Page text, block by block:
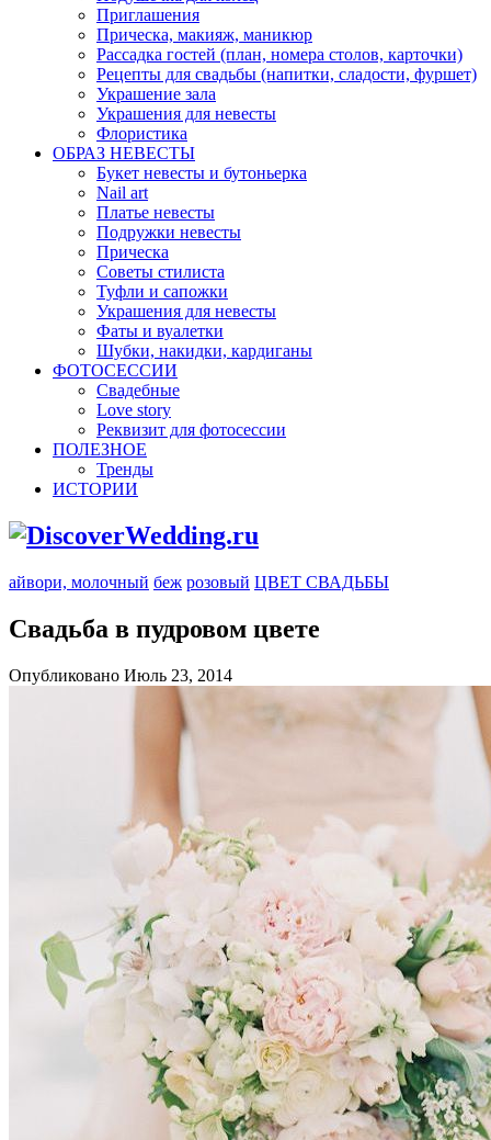
Приглашения
Прическа, макияж, маникюр
Рассадка гостей (план, номера столов, карточки)
Рецепты для свадьбы (напитки, сладости, фуршет)
Украшение зала
Украшения для невесты
Флористика
ОБРАЗ НЕВЕСТЫ
Букет невесты и бутоньерка
Nail art
Платье невесты
Подружки невесты
Прическа
Советы стилиста
Туфли и сапожки
Украшения для невесты
Фаты и вуалетки
Шубки, накидки, кардиганы
ФОТОСЕССИИ
Свадебные
Love story
Реквизит для фотосессии
ПОЛЕЗНОЕ
Тренды
ИСТОРИИ
айвори, молочный беж розовый ЦВЕТ СВАДЬБЫ
Свадьба в пудровом цвете
Опубликовано Июль 23, 2014